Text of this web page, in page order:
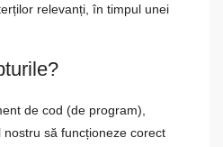
relevanți, în timpul unei
de cod (de program),
să funcționeze corect